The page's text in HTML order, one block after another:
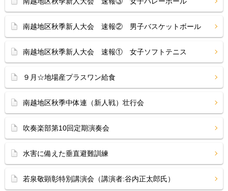
南越地区秋季新人大会 速報② 男子バスケットボール
南越地区秋季新人大会 速報① 女子ソフトテニス
９月☆地場産プラスワン給食
南越地区秋季中体連（新人戦）壮行会
吹奏楽部第10回定期演奏会
水害に備えた垂直避難訓練
若泉敬顕彰特別講演会（講演者:谷内正太郎氏）